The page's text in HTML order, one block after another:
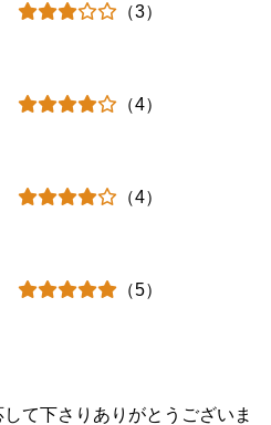
（3）
（4）
（4）
（5）
て下さりありがとうございま